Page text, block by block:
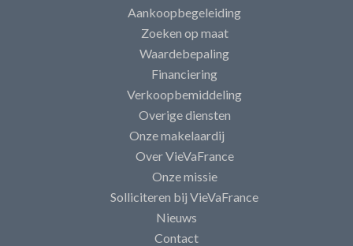
Aankoopbegeleiding
Zoeken op maat
Waardebepaling
Financiering
Verkoopbemiddeling
Overige diensten
Onze makelaardij
Over VieVaFrance
Onze missie
Solliciteren bij VieVaFrance
Nieuws
Contact